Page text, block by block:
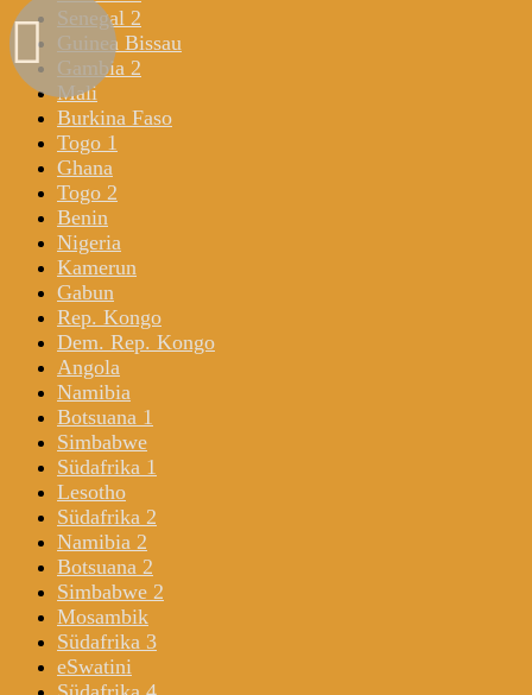
Senegal 2
Guinea Bissau
Gambia 2
Mali
Burkina Faso
Togo 1
Ghana
Togo 2
Benin
Nigeria
Kamerun
Gabun
Rep. Kongo
Dem. Rep. Kongo
Angola
Namibia
Botsuana 1
Simbabwe
Südafrika 1
Lesotho
Südafrika 2
Namibia 2
Botsuana 2
Simbabwe 2
Mosambik
Südafrika 3
eSwatini